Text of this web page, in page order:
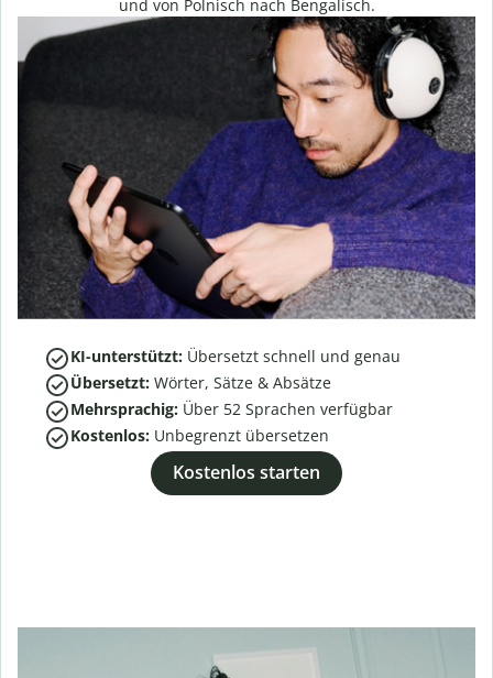
und von Polnisch nach Bengalisch.
KI-unterstützt: Übersetzt schnell und genau
Übersetzt: Wörter, Sätze & Absätze
Mehrsprachig: Über 52 Sprachen verfügbar
Kostenlos: Unbegrenzt übersetzen
Kostenlos starten